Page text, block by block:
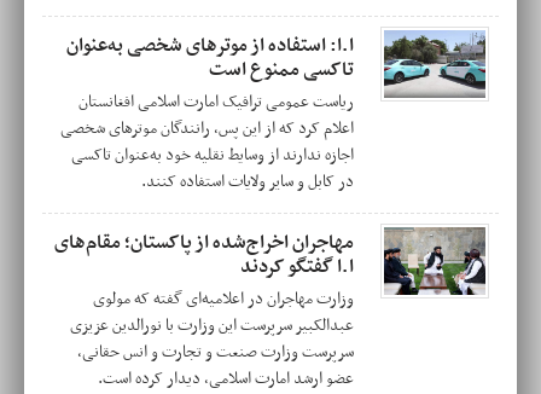
ا.ا: استفاده از موترهای شخصی به‌عنوان
تاکسی ممنوع است
ریاست عمومی ترافیک امارت اسلامی افغانستان
اعلام کرد که از این پس، رانندگان موترهای شخصی
اجازه ندارند از وسایط نقلیه خود به‌عنوان تاکسی
در کابل و سایر ولایات استفاده کنند.
مهاجران اخراج‌شده از پاکستان؛ مقام‌های
ا.ا گفتگو کردند
وزارت مهاجران در اعلامیه‌ای گفته که مولوی
عبدالکبیر سرپرست این وزارت با نورالدین عزیزی
سرپرست وزارت صنعت و تجارت و انس حقانی،
عضو ارشد امارت اسلامی، دیدار کرده است.